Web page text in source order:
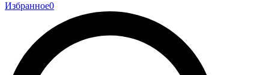
Избранное0